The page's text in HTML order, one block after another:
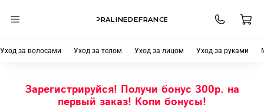
PRALINEDEFRANCE
Уход за волосами Уход за телом Уход за лицом Уход за руками
Зарегистрируйся! Получи бонус 300р. на
первый заказ! Копи бонусы!